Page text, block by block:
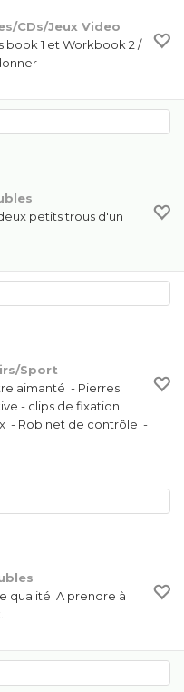
CDs/Jeux Video
book 1 et Workbook 2 /
petits trous d'un
Sport
aimanté - Pierres
- clips de fixation
- Robinet de contrôle -
qualité A prendre à